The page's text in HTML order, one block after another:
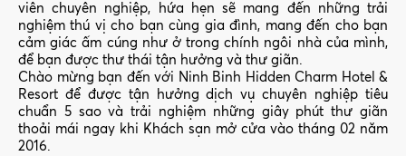
viên chuyên nghiệp, hứa hẹn sẽ mang đến những trải
nghiệm thú vị cho bạn cùng gia đình, mang đến cho bạn
cảm giác ấm cúng như ở trong chính ngôi nhà của mình,
để bạn được thư thái tận hưởng và thư giãn.
Chào mừng bạn đến với Ninh Binh Hidden Charm Hotel &
Resort để được tận hưởng dịch vụ chuyên nghiệp tiêu
chuẩn 5 sao và trải nghiệm những giây phút thư giãn
thoải mái ngay khi Khách sạn mở cửa vào tháng 02 năm
2016.